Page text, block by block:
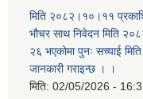
मिति २०८२।१०।११
भौचर साथ निवेदन मिति
२६ भएकोमा पुनः सच्याई
जानकारी गराइन्छ । ।
मिति: 02/05/2026 -